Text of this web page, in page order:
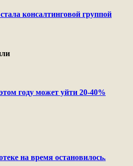
консалтинговой группой
году может уйти 20-40%
на время остановилось.